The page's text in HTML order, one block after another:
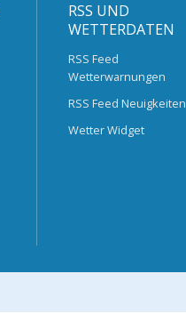
RSS UND
WETTERDATEN
RSS Feed
Wetterwarnungen
RSS Feed Neuigkeiten
Wetter Widget